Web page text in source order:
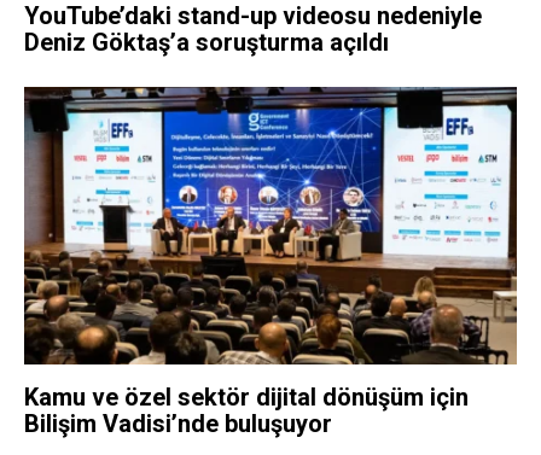
YouTube’daki stand-up videosu nedeniyle
Deniz Göktaş’a soruşturma açıldı
Kamu ve özel sektör dijital dönüşüm için
Bilişim Vadisi’nde buluşuyor